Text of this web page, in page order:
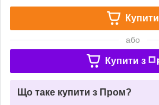
Купити
або
Купити з
Що таке купити з Пром?